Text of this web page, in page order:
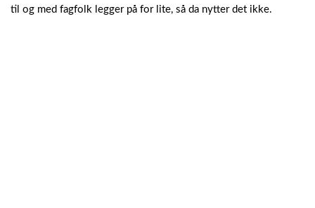
til og med fagfolk legger på for lite, så da nytter det ikke.